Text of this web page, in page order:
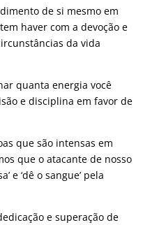
de si mesmo em
haver com a devoção e
da vida
quanta energia você
e disciplina em favor de
que são intensas em
que o atacante de nosso
e ‘dê o sangue’ pela
e superação de